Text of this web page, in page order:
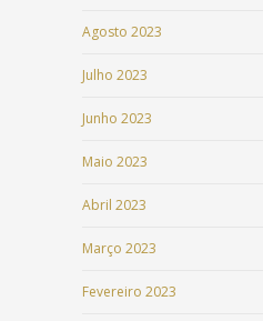
Agosto 2023
Julho 2023
Junho 2023
Maio 2023
Abril 2023
Março 2023
Fevereiro 2023